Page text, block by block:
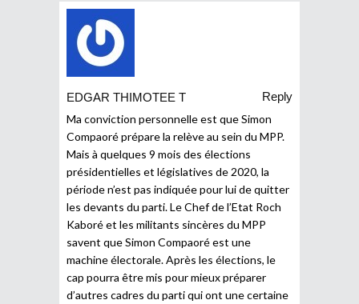
EDGAR THIMOTEE T
Reply
Ma conviction personnelle est que Simon
Compaoré prépare la relève au sein du MPP.
Mais à quelques 9 mois des élections
présidentielles et législatives de 2020, la
période n’est pas indiquée pour lui de quitter
les devants du parti. Le Chef de l’Etat Roch
Kaboré et les militants sincères du MPP
savent que Simon Compaoré est une
machine électorale. Après les élections, le
cap pourra être mis pour mieux préparer
d’autres cadres du parti qui ont une certaine